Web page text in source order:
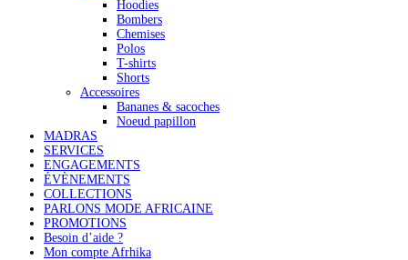
Hoodies
Bombers
Chemises
Polos
T-shirts
Shorts
Accessoires
Bananes & sacoches
Noeud papillon
MADRAS
SERVICES
ENGAGEMENTS
ÉVÈNEMENTS
COLLECTIONS
PARLONS MODE AFRICAINE
PROMOTIONS
Besoin d’aide ?
Mon compte Afrhika